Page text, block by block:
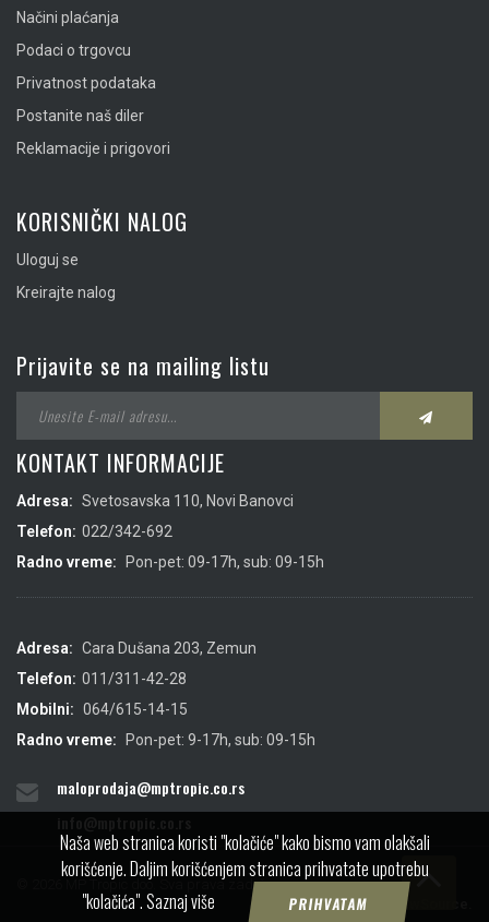
Načini plaćanja
Podaci o trgovcu
Privatnost podataka
Postanite naš diler
Reklamacije i prigovori
KORISNIČKI NALOG
Uloguj se
Kreirajte nalog
Prijavite se na mailing listu
KONTAKT INFORMACIJE
Adresa: Svetosavska 110, Novi Banovci
Telefon: 022/342-692
Radno vreme:
Pon-pet: 09-17h, sub: 09-15h
Adresa: Cara Dušana 203, Zemun
Telefon: 011/311-42-28
Mobilni: 064/615-14-15
Radno vreme:
Pon-pet: 9-17h, sub: 09-15h
maloprodaja@mptropic.co.rs
© 2026 MP Tropic doo. Sva prava zadržana.
Created byIMS ViewSource.
Naša web stranica koristi "kolačiće" kako bismo vam olakšali
korišćenje. Daljim korišćenjem stranica prihvatate upotrebu
"kolačića".Saznaj više PRIHVATAM